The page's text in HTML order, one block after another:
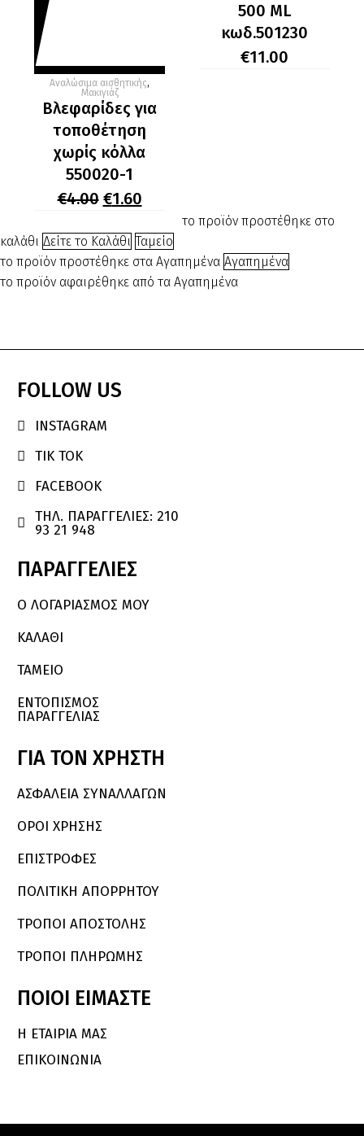
Αναλώσιμα αισθητικής,
Μακιγιάζ
Βλεφαρίδες για
τοποθέτηση
χωρίς κόλλα
550020-1
€4.00 Original
was:
€4.00.
€1.60
τρέχουσα
τιμή
είναι:
€1.60.
αποτρίχωση
500 ML
κωδ.501230
€11.00
το προϊόν προστέθηκε στο
καλάθι Δείτε το Καλάθι Ταμείο
το προϊόν προστέθηκε στα Αγαπημένα Αγαπημένα
το προϊόν αφαιρέθηκε από τα Αγαπημένα
FOLLOW US
 INSTAGRAM
 TIK TOK
 FACEBOOK

ΤΗΛ. ΠΑΡΑΓΓΕΛΙΕΣ: 210
93 21 948
ΠΑΡΑΓΓΕΛΙΕΣ
Ο ΛΟΓΑΡΙΑΣΜΌΣ ΜΟΥ
ΚΑΛΆΘΙ
ΤΑΜΕΙΟ
ΕΝΤΟΠΙΣΜΟΣ
ΠΑΡΑΓΓΕΛΙΑΣ
ΓΙΑ ΤΟΝ ΧΡΗΣΤΗ
ΑΣΦΑΛΕΙΑ ΣΥΝΑΛΛΑΓΩΝ
ΟΡΟΙ ΧΡΗΣΗΣ
ΕΠΙΣΤΡΟΦΕΣ
ΠΟΛΙΤΙΚΗ ΑΠΟΡΡΗΤΟΥ
ΤΡΟΠΟΙ ΑΠΟΣΤΟΛΗΣ
ΤΡΟΠΟΙ ΠΛΗΡΩΜΗΣ
ΠΟΙΟΙ ΕΙΜΑΣΤΕ
Η ΕΤΑΙΡΙΑ ΜΑΣ
ΕΠΙΚΟΙΝΩΝΙΑ